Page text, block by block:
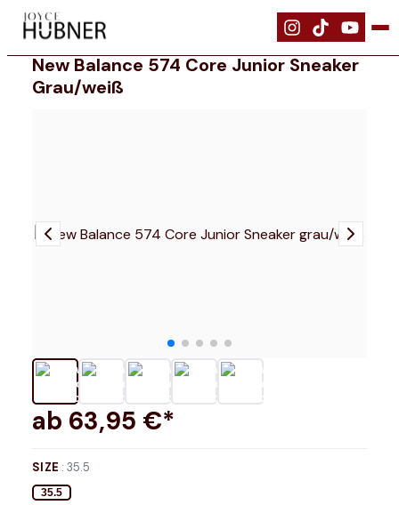
| Schuhe | New Balance 574 Core Junior Sneaker grau/weiß
New Balance 574 Core Junior Sneaker
Grau/weiß
ab 63,95 €*
SIZE :35.5
35.5